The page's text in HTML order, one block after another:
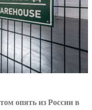
опять из России в